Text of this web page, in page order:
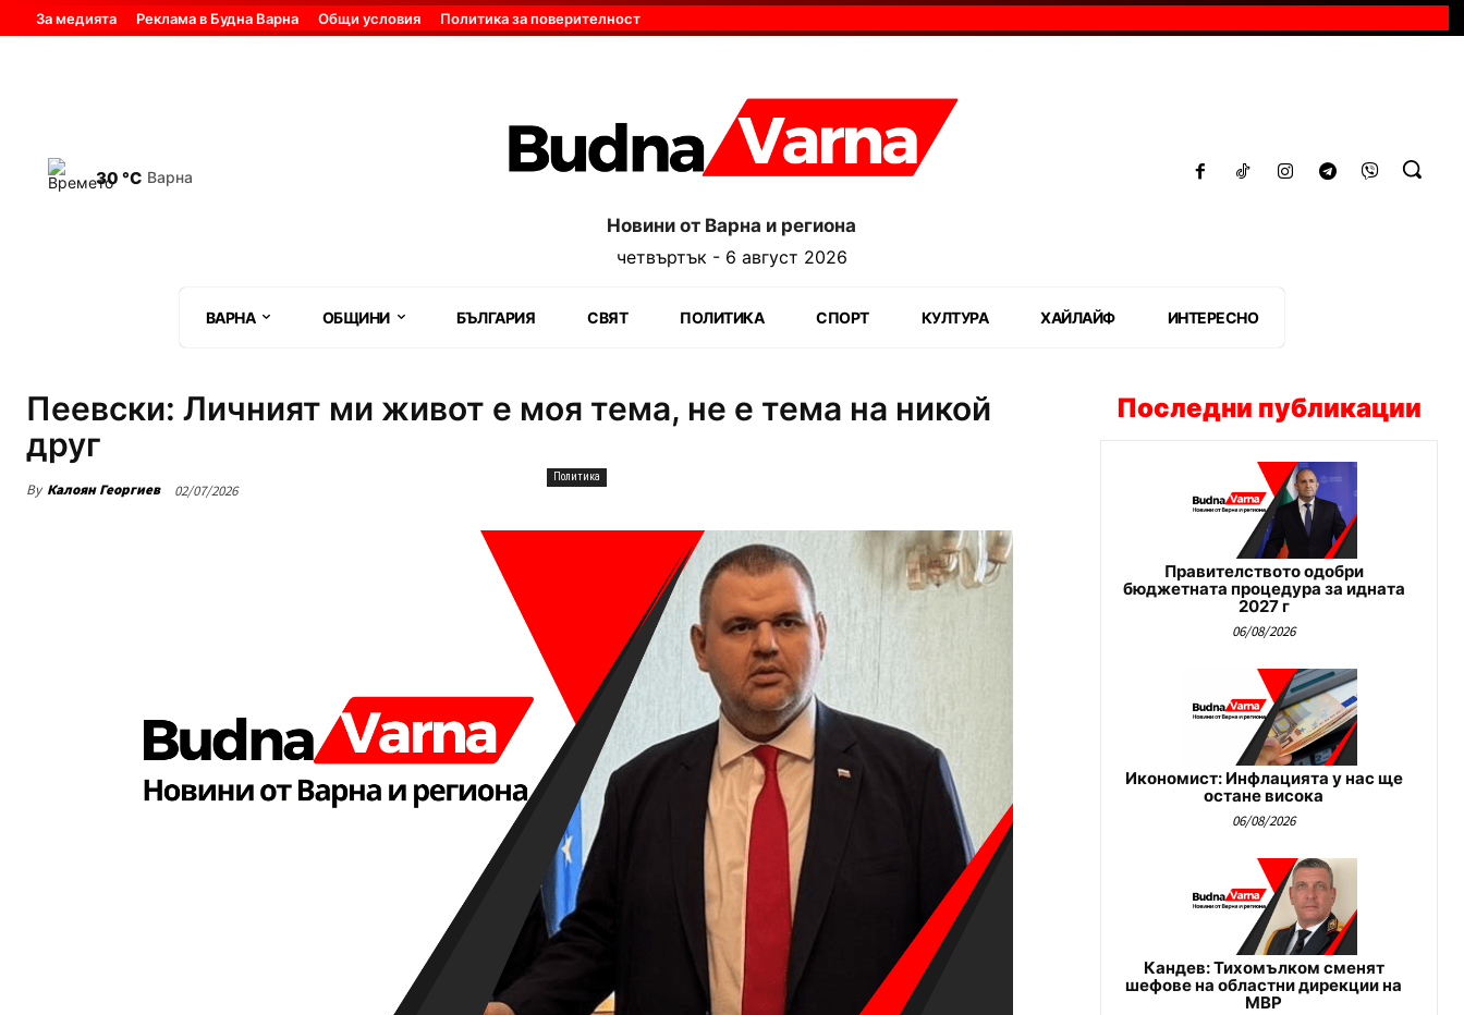
За медията Реклама в Будна Варна Общи условия Политика за поверителност
30 °C Варна
Новини от Варна и региона
четвъртък - 6 август 2026
ВАРНА ОБЩИНИ БЪЛГАРИЯ СВЯТ ПОЛИТИКА СПОРТ КУЛТУРА ХАЙЛАЙФ ИНТЕРЕСНО
Пеевски: Личният ми живот е моя тема, не е тема на никой
друг
By Калоян Георгиев 02/07/2026
Политика
Последни публикации
Правителството одобри
бюджетната процедура за идната
2027 г
06/08/2026
Икономист: Инфлацията у нас ще
остане висока
06/08/2026
Кандев: Тихомълком сменят
шефове на областни дирекции на
МВР